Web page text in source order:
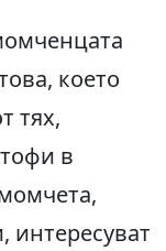
което
тях,
в
интересуват